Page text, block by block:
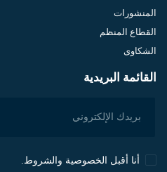
المنشورات
القطاع المنظم
الشكاوى
القائمة البريدية
أنا أقبل الخصوصية والشروط.